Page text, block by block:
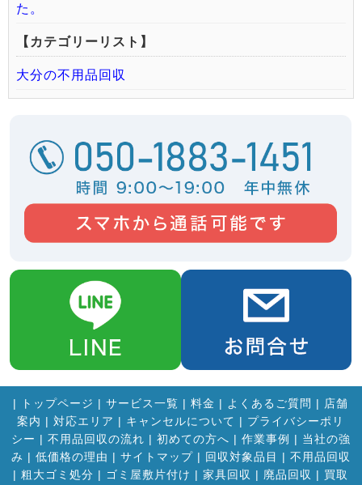
た。
【カテゴリーリスト】
大分の不用品回収
| トップページ | サービス一覧 | 料金 | よくあるご質問 | 店舗
案内 | 対応エリア | キャンセルについて | プライバシーポリ
シー | 不用品回収の流れ | 初めての方へ | 作業事例 | 当社の強
み | 低価格の理由 | サイトマップ| 回収対象品目 | 不用品回収
| 粗大ゴミ処分 | ゴミ屋敷片付け | 家具回収 | 廃品回収 | 買取